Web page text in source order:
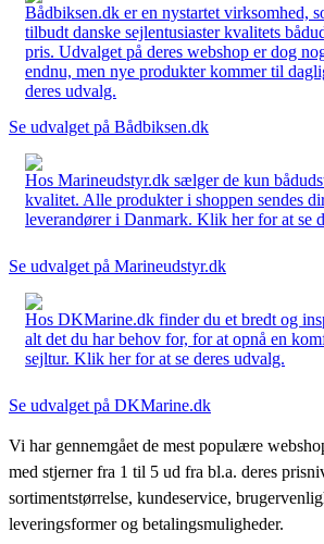
Bådbiksen.dk er en nystartet virksomhed,
tilbudt danske sejlentusiaster kvalitets
pris. Udvalget på deres webshop er dog
endnu, men nye produkter kommer til
deres udvalg.
Se udvalget på Bådbiksen.dk
Hos Marineudstyr.dk sælger de kun
kvalitet. Alle produkter i shoppen sendes
leverandører i Danmark. Klik her for at se
Se udvalget på Marineudstyr.dk
Hos DKMarine.dk finder du et bredt og
alt det du har behov for, for at opnå en
sejltur. Klik her for at se deres udvalg.
Se udvalget på DKMarine.dk
Vi har gennemgået de mest populære
med stjerner fra 1 til 5 ud fra bl.a. deres
sortimentstørrelse, kundeservice,
leveringsformer og betalingsmuligheder.